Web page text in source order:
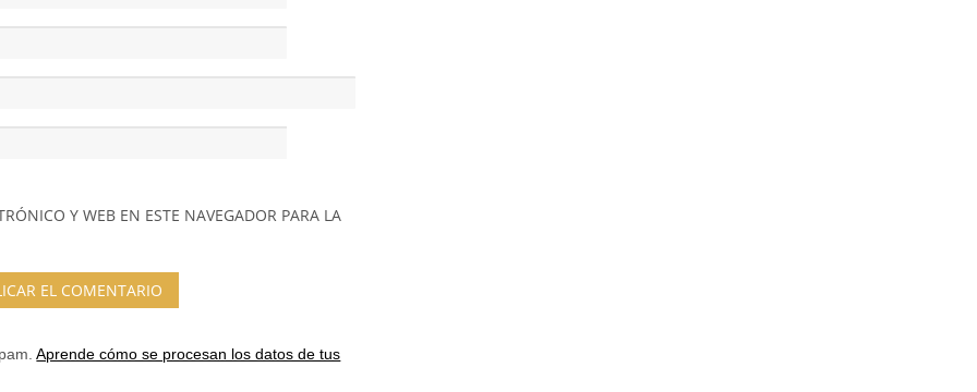
Y WEB EN ESTE NAVEGADOR PARA LA
Aprende cómo se procesan los datos de tus